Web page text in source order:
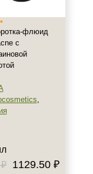
флюид
с
,
1129.50 ₽